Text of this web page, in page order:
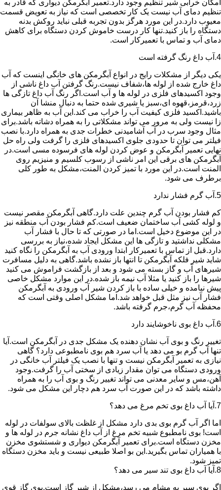
امکان خرابی شیر تنظیم وجود دارد.تعمیر آبگرمکن دیواری که قادر به
تنظیم دمای آب نیست یک کار تخصصی است که نیاز به تعویض قسمت
معیوب دارد.در این مورد هرگز بدون تجربه قبلی نباید روکش بدنه
دستگاه را باز کنید.تنها کار درست خاموش کردن دستگاه برای کاهش
دمای آب و تماس با تعمیرکار است.
4.آب داغ رنگ گرفته است
یکی دیگر از مشکلات رایج در انواع آبگرمکن های خانگی اینست که آب
داغ خارج شده از لوله ها،شفاف نیست.رنگ گرفتن آب داغ ناشی از
وجود اکسیدهای فلزی در لوله ها و آب است.اگر رنگ آب داغ تازگی ها
زرد،قرمز،قهوه ای،سبز یا شیری شده حتما به دنبال منشا آن
باشید.اکسید فلزی کیفیت آب را خراب می کند.این آب به ظاهر بیماری
زا نیست ولی به مرور می تواند مشکلاتی را به همراه دشاته باشد.برای
مثال وجود سرب در آب آشامیدنی خطرات جدی به همراه دارد.با نصب
فیلتر می توان تا حدودی جلوی اکسیدهای فلزی را گرفت ولی راه حل
نهایی تعمیر آبگرمکن و عوض کردن لوله های فرسوده مسی است.در
آبگرمکن های برقی این امر ناشی از رسوب کلسیم و منیزیم روی
المنت است.در این مورد با تمیز کردن المنت،مشکل به طور کلی
برطرف می شود.
5.آب گرم فشار ندارد
کم فشار بودن آب گرم چندین علت دارد.گاهی آبگرمکن مقصر نیست
و لوله کشی آب ساختمان ضعیف است.کم فشار بودن آب منطقه نیز
در این موضوع دخیل است.اما در صورتی که تا حال با فشار آب
مشکلی نداشتید و تازگی ها این مشکل ایجاد شده،نیاز به بررسی
دارد.قبل از تماس با تعمیرکار ابتدا ورودی آب به آبگرمکن را نگاه کنید
شاید شیر فلکه آبگرمکن تا انتها باز نشده باشد.گاهی به دلیل مسافرت
شیرهای آب و گاز بسته می شود و بعد از بازگشت فراموش می کنید
شیرها را باز کنید یا مثلا آب نیمه باز شده.در این موارد مشکل خاصی
پیش نیامده و خیلی ساده با باز کردن شیر آب ورودی به آبگرمکن
فشار آب نیز مثل قبل خواهد شد.اما مشکل اصلی وقتی است که
محفظه آب گرم،جرم گرفته باشد.
6.آب داغ بوی ناخوشایند دارد
تغییر رنگ و بوی آب نشان دهنده یک مشکل جدی در آبگرمکن است.آیا
تنها آب گرم بو می دهد یا آب سرد هم بوی نامطبوعی دارد؟ گاهی
نیازی به تعمیر آبگرمکن نیست و تنها با نصب یک فیلتر آب خانگی در
ورودی دستگاه می توان مقدار زیادی از سختی آب را گرفت.وجود
آهن،مس و سایر معدنی می تواند تغییر رنگ و بوی آب را به همراه
داشته باشد که در این صورت آب سرد هم دچار این مشکل می شود.
7.آیا آب داغ بوی تخم مرغ می دهد؟
اما اگر آب گرم بوی بدی دارد مشکل از غلظت بالای سولفات در لوله
است! بوی نامطبوع شبیه تخم مرغ از آب داغ نشانه جرم در لوله ها و
مخزن دستگاه است.برای تعمیر آبگرمکن دیواری و شستشوی مخزن
با همیاران تماس بگیرید.این بو اصلا طبیعی نیست و باید مخزن دستگاه
تمیز شود.
8.آیا آب داغ بوی تند سیر می دهد؟
اگر بوی سیر به مشام می رسد،مشکل از شیر گاز است.بوی گاز قوی